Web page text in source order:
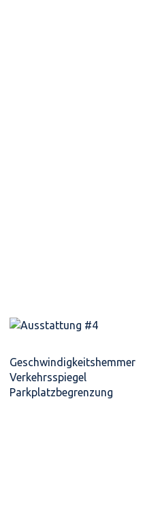
Geschwindigkeits­hemmer
Verkehrsspiegel
Parkplatz­begrenzung